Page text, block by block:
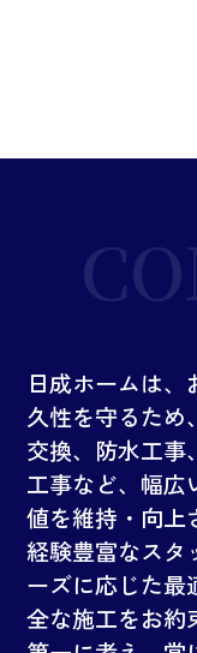
日成ホームは
久性を守るため
交換、防水工事
工事など、幅広
値を維持・向上
経験豊富なスタ
ーズに応じた最
全な施工をお約